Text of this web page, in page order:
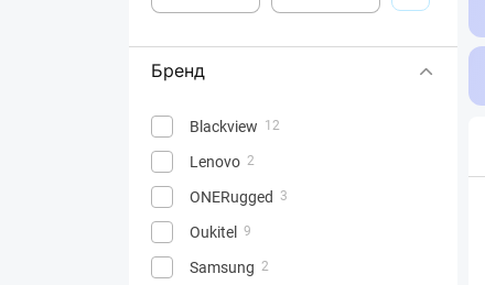
Бренд
Blackview 12
Lenovo 2
ONERugged 3
Oukitel 9
Samsung 2